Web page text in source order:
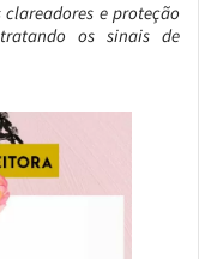
e proteção
os sinais de